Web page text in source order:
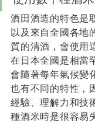
酒田酒造的特色是
以及來自全國各地
質的清酒，會使用
在日本全國是相當
會隨著每年氣候變
也有不同的特性，
經驗、理解力和技
種酒米時是很容易